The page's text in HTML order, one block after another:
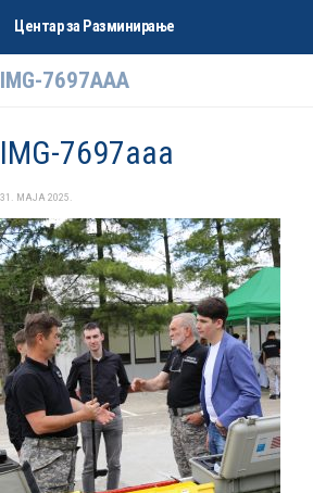
Skip to content
Центар за Разминирање
IMG-7697AAA
IMG-7697aaa
31. МАЈА 2025.